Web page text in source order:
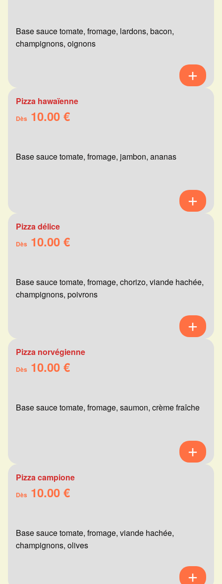
Base sauce tomate, fromage, lardons, bacon,
champignons, oignons
Pizza hawaïenne
Dès 10.00 €
Base sauce tomate, fromage, jambon, ananas
Pizza délice
Dès 10.00 €
Base sauce tomate, fromage, chorizo, viande hachée,
champignons, poivrons
Pizza norvégienne
Dès 10.00 €
Base sauce tomate, fromage, saumon, crème fraîche
Pizza campione
Dès 10.00 €
Base sauce tomate, fromage, viande hachée,
champignons, olives